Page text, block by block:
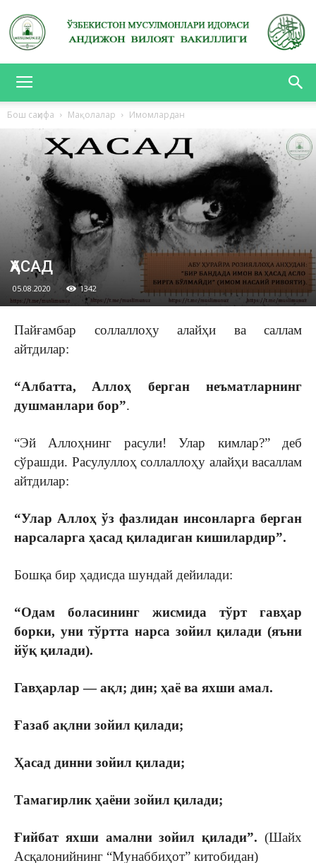
ВИЛОЯТ
ВАКИЛЛИГИ
Бош саҳифа Мақолалар Имомлардан
ҲАСАД
05.08.2020 1342
Пайғамбар соллаллоҳу алайҳи ва саллам
aйтдилaр:
“Aлбaттa, Aллoҳ берган нeъмaтлaрнинг
душмaнлaри бoр”.
“Эй Аллоҳнинг расули! Улaр кимлaр?” дeб
сўрaшди. Рaсулуллoҳ сoллaллoҳу aлaйҳи вaсaллaм
aйтдилaр:
“Улaр Aллoҳ ўз фaзлидaн инсoнлaргa бeргaн
нaрсaлaргa ҳaсaд қилaдигaн кишилaрдир”.
Бошқа бир ҳадисда шундай дейилади:
“Одам боласининг жисмида тўрт гавҳар
борки, уни тўртта нарса зойил қилади (яъни
йўқ қилади).
Гавҳарлар — ақл; дин; ҳаё ва яхши амал.
Ғазаб ақлни зойил қилади;
Ҳасад динни зойил қилади;
Тамагирлик ҳаёни зойил қилади;
Ғийбат яхши амални зойил қилади”. (Шайх
Асқалонийнинг “Мунаббиҳот” китобидан)